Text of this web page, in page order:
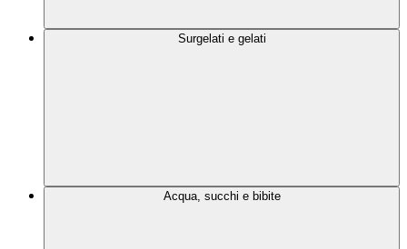
Surgelati e gelati
Acqua, succhi e bibite